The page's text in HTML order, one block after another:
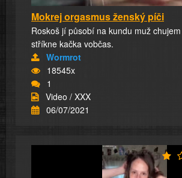
Mokrej orgasmus ženský píči
Roskoš jí působí na kundu muž
stříkne kačka vobčas.
Wormrot
18545x
1
Video / XXX
06/07/2021